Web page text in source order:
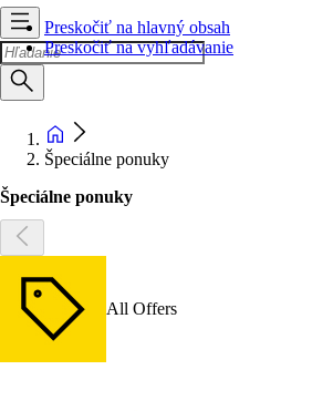
Preskočiť na hlavný obsah
Preskočiť na vyhľadávanie
Špeciálne ponuky
Špeciálne ponuky
All Offers